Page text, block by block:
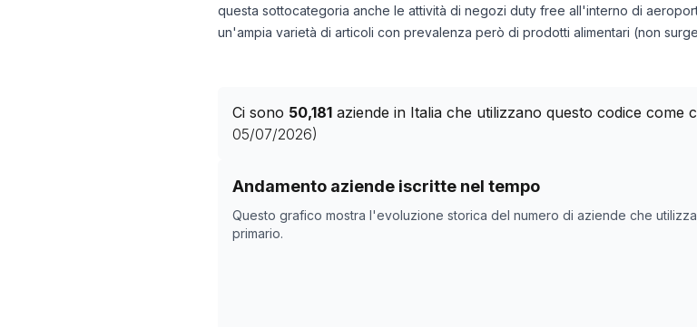
questa sottocategoria anche le attività di negozi duty free all'interno di
un'ampia varietà di articoli con prevalenza però di prodotti alimentari (non
Ci sono 50,181 aziende in Italia che utilizzano questo codice come
05/07/2026)
Andamento aziende iscritte nel tempo
Questo grafico mostra l'evoluzione storica del numero di aziende che
primario.
Storico numero di aziende con codice ATECO
Data rilevazione
Numero aziende
26/04/2025